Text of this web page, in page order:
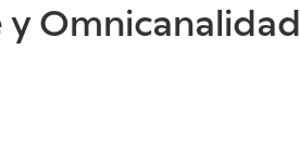
Omnicanalidad